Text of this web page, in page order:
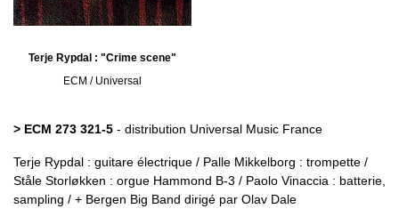
Terje Rypdal : "Crime scene"
ECM / Universal
> ECM 273 321-5 - distribution Universal Music France
Terje Rypdal : guitare électrique / Palle Mikkelborg : trompette /
Ståle Storløkken : orgue Hammond B-3 / Paolo Vinaccia : batterie,
sampling / + Bergen Big Band dirigé par Olav Dale